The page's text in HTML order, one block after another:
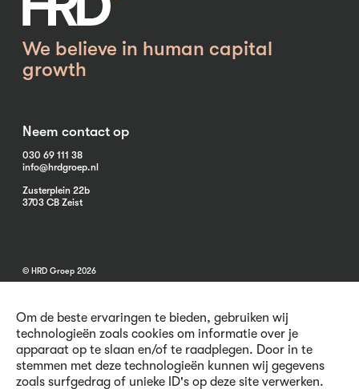
Om de beste ervaringen te bieden, gebruiken wij
technologieën zoals cookies om informatie over je
apparaat op te slaan en/of te raadplegen. Door in te
stemmen met deze technologieën kunnen wij gegevens
zoals surfgedrag of unieke ID's op deze site verwerken.
We believe in human capital
growth
Neem contact op
030 69 111 38
info@hrdgroep.nl
Zusterplein 22b
3703 CB Zeist
© HRD Groep 2026
Algemene informatie